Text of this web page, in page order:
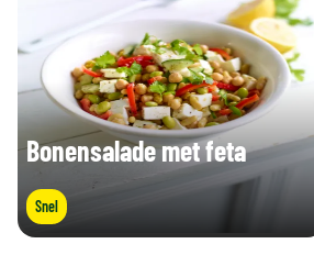
Bonensalade met feta
Snel